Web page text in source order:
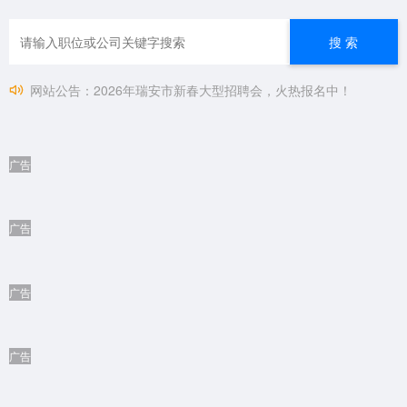
搜 索
网站公告： 2026年瑞安市新春大型招聘会，火热报名中！
广告
广告
广告
广告